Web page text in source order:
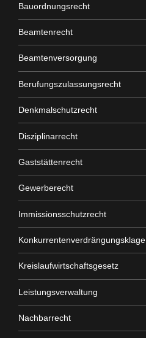
Bauordnungsrecht
Beamtenrecht
Beamtenversorgung
Berufungszulassungsrecht
Denkmalschutzrecht
Disziplinarrecht
Gaststättenrecht
Gewerberecht
Immissionsschutzrecht
Konkurrentenverdrängungsklage
Kreislaufwirtschaftsgesetz
Leistungsverwaltung
Nachbarrecht